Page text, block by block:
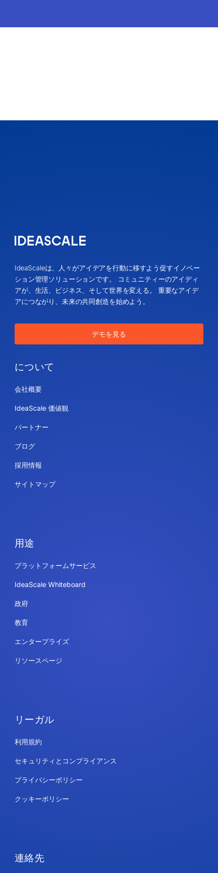
IdeaScaleは、人々がアイデアを行動に移すよう促すイノベー
ション管理ソリューションです。 コミュニティーのアイディ
アが、生活、ビジネス、そして世界を変える。 重要なアイデ
アにつながり、未来の共同創造を始めよう。
デモを見る
について
会社概要
IdeaScale 価値観
パートナー
ブログ
採用情報
サイトマップ
用途
プラットフォームサービス
IdeaScale Whiteboard
政府
教育
エンタープライズ
リソースページ
リーガル
利用規約
セキュリティとコンプライアンス
プライバシーポリシー
クッキーポリシー
連絡先